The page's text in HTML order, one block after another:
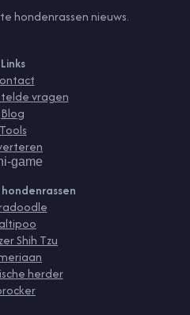
hondenrassen nieuws.
Links
vragen
Blog
Tools
game
Shih Tzu
herder